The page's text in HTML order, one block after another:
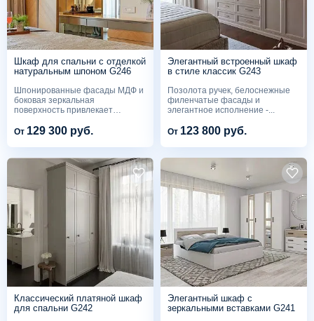
Шкаф для спальни с отделкой
натуральным шпоном G246
Шпонированные фасады МДФ и
боковая зеркальная
поверхность привлекает
От 129 300 руб.
Элегантный встроенный шкаф
в стиле классик G243
Позолота ручек, белоснежные
филенчатые фасады и
элегантное исполнение -...
От 123 800 руб.
Классический платяной шкаф
для спальни G242
Элегантный шкаф с
зеркальными вставками G241